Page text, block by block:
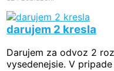
darujem 2 kresla
Darujem za odvoz 2
vysedenejsie. V